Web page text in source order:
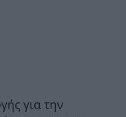
για την